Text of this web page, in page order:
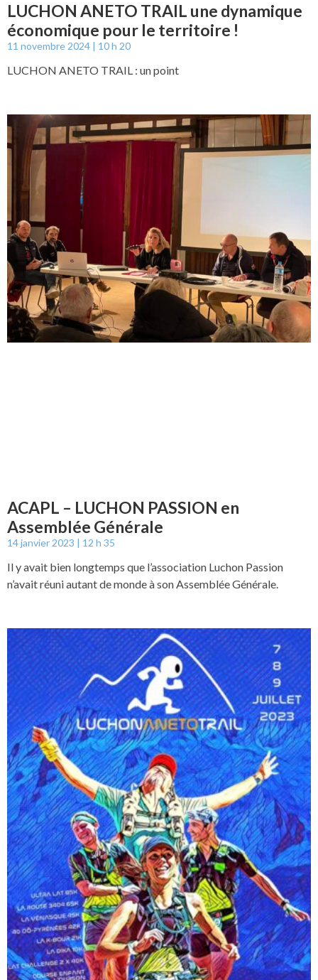
LUCHON ANETO TRAIL une dynamique
économique pour le territoire !
11 novembre 2024 10 h 20
LUCHON ANETO TRAIL : un point
ACAPL – LUCHON PASSION en
Assemblée Générale
14 janvier 2023 12 h 35
Il y avait bien longtemps que l’association Luchon Passion
n’avait réuni autant de monde à son Assemblée Générale.